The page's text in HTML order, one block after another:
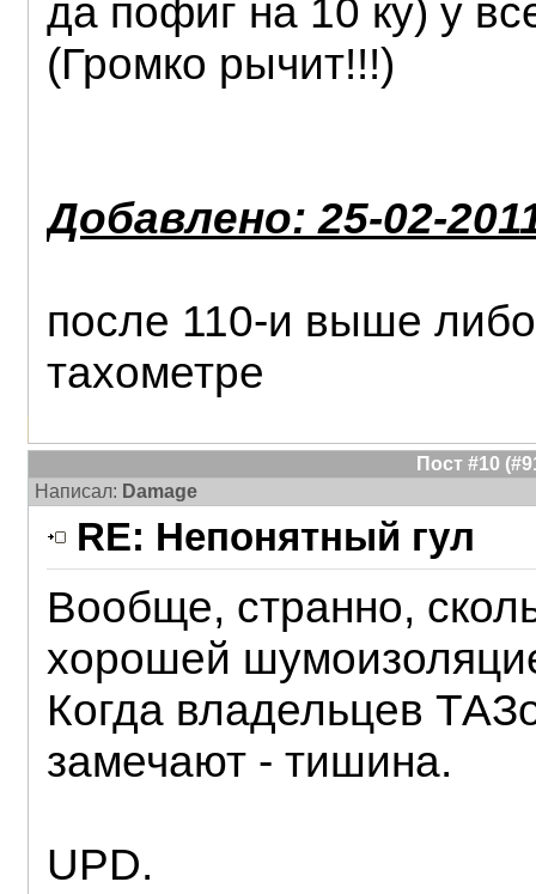
да пофиг на 10 ку) у
(Громко рычит!!!)
Добавлено: 25-02-
после 110-и выше
тахометре
Пост #10
Написал: Damage
RE: Непонятный гул
Вообще, странно,
хорошей
Когда владельцев
замечают - тишина.
UPD.